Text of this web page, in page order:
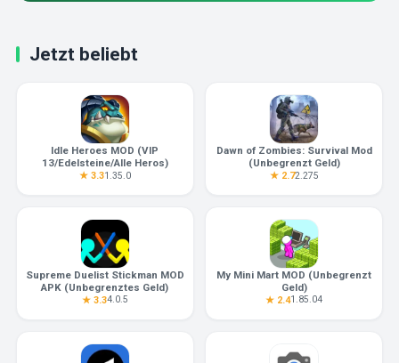
Jetzt beliebt
Idle Heroes MOD (VIP
13/Edelsteine/Alle Heros)
★ 3.31.35.0
Dawn of Zombies: Survival Mod
(Unbegrenzt Geld)
★ 2.72.275
Supreme Duelist Stickman MOD
APK (Unbegrenztes Geld)
★ 3.34.0.5
My Mini Mart MOD (Unbegrenzt
Geld)
★ 2.41.85.04